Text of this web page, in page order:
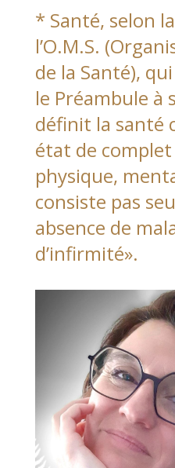
* Santé, selon
l’O.M.S.
de la Santé),
le Préambule à
définit la santé
état de
physique,
consiste pas
absence de
d’infirmité».